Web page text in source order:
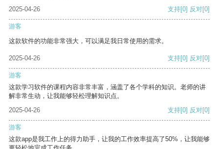
2025-04-26
支持[0] 反对[0]
游客
这款软件的功能非常强大，可以满足我日常使用的需求。
2025-04-26 支持[0] 反对[0]
游客
这款学习软件的课程内容非常丰富，涵盖了各个学科的知识。老师的讲
解非常生动，让我能够轻松理解知识点。
2025-04-26
支持[0] 反对[0]
游客
这款app是我工作上的得力助手，让我的工作效率提高了50%，让我能够